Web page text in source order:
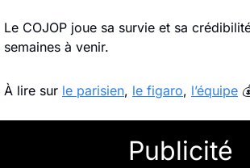
Le COJOP joue sa survie et sa
semaines à venir.
À lire sur le parisien, le figaro, l’équipe
Publicité